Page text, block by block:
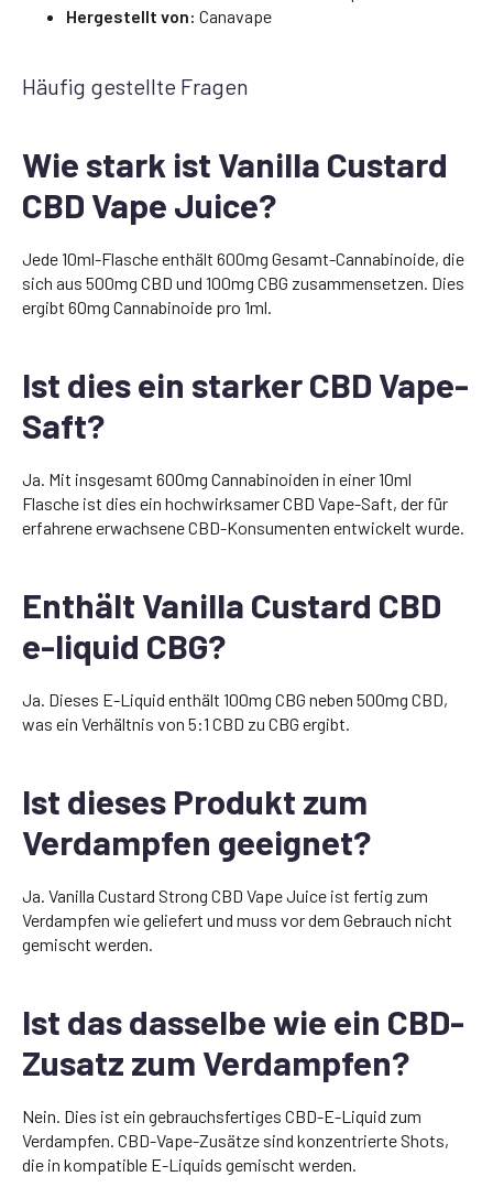
Hergestellt von: Canavape
Häufig gestellte Fragen
Wie stark ist Vanilla Custard
CBD Vape Juice?
Jede 10ml-Flasche enthält 600mg Gesamt-Cannabinoide, die
sich aus 500mg CBD und 100mg CBG zusammensetzen. Dies
ergibt 60mg Cannabinoide pro 1ml.
Ist dies ein starker CBD Vape-
Saft?
Ja. Mit insgesamt 600mg Cannabinoiden in einer 10ml
Flasche ist dies ein hochwirksamer CBD Vape-Saft, der für
erfahrene erwachsene CBD-Konsumenten entwickelt wurde.
Enthält Vanilla Custard CBD
e-liquid CBG?
Ja. Dieses E-Liquid enthält 100mg CBG neben 500mg CBD,
was ein Verhältnis von 5:1 CBD zu CBG ergibt.
Ist dieses Produkt zum
Verdampfen geeignet?
Ja. Vanilla Custard Strong CBD Vape Juice ist fertig zum
Verdampfen wie geliefert und muss vor dem Gebrauch nicht
gemischt werden.
Ist das dasselbe wie ein CBD-
Zusatz zum Verdampfen?
Nein. Dies ist ein gebrauchsfertiges CBD-E-Liquid zum
Verdampfen. CBD-Vape-Zusätze sind konzentrierte Shots,
die in kompatible E-Liquids gemischt werden.